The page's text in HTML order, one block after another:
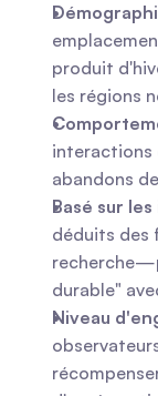
produit
les régions
interactions
abandons
Basé sur
déduits des
durable"
Niveau